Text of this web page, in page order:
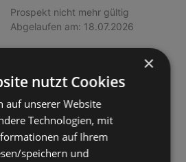
Prospekt nicht mehr gültig
Abgelaufen am: 18.07.2026
×
nutzt Cookies
auf unserer Website
Technologien, mit
auf Ihrem
speichern und